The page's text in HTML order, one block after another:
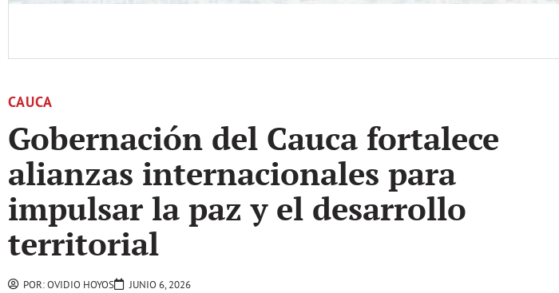
CAUCA
Gobernación del Cauca fortalece
alianzas internacionales para
impulsar la paz y el desarrollo
territorial
POR:OVIDIO HOYOS JUNIO 6, 2026